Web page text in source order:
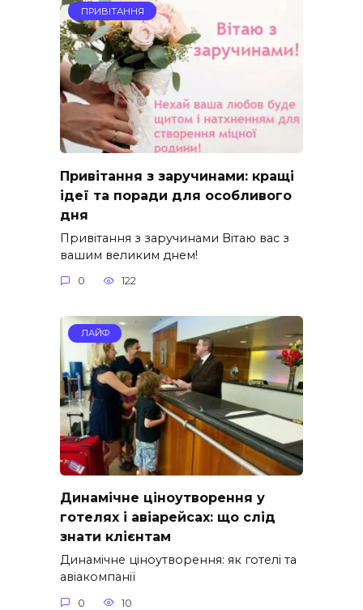
ПРИВІТАННЯ
Привітання з заручинами: кращі
ідеї та поради для особливого
дня
Привітання з заручинами Вітаю вас з
вашим великим днем!
0 122
ЛАЙФ
Динамічне ціноутворення у
готелях і авіарейсах: що слід
знати клієнтам
Динамічне ціноутворення: як готелі та
авіакомпанії
0 10